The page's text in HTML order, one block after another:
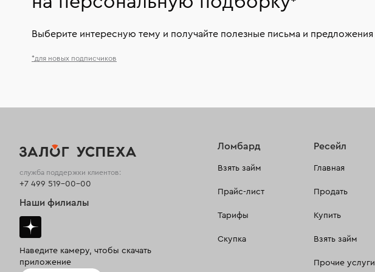
*
Выберите интересную тему и получайте полезные письма и предложения
*для новых подписчиков
Ломбард
Взять займ
Прайс-лист
Тарифы
Скупка
Ресейл
Главная
Продать
Купить
Взять займ
Прочие услуги
служба поддержки клиентов:
+7 499 519-00-00
Наши филиалы
Наведите камеру, чтобы скачать
приложение